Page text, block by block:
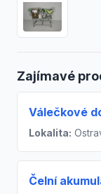
Zajímavé
Válečkové
Lokalita:
Čelní